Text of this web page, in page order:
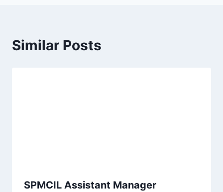
Similar Posts
SPMCIL Assistant Manager